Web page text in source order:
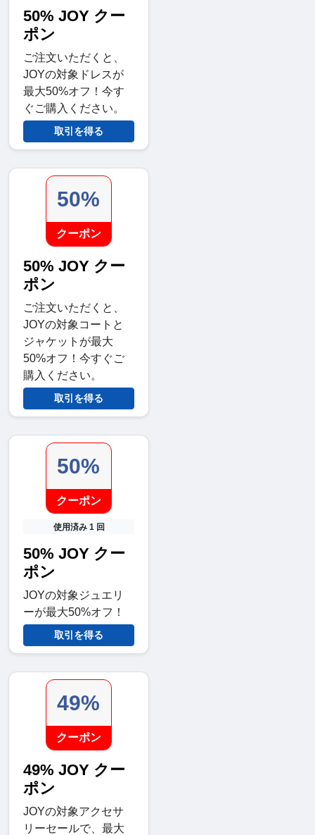
50% JOY クー
ポン
ご注文いただくと、
JOYの対象ドレスが
最大50%オフ！今す
ぐご購入ください。
取引を得る
50%
クーポン
50% JOY クー
ポン
ご注文いただくと、
JOYの対象コートと
ジャケットが最大
50%オフ！今すぐご
購入ください。
取引を得る
50%
クーポン
使用済み 1 回
50% JOY クー
ポン
JOYの対象ジュエリ
ーが最大50%オフ！
取引を得る
49%
クーポン
49% JOY クー
ポン
JOYの対象アクセサ
リーセールで、最大